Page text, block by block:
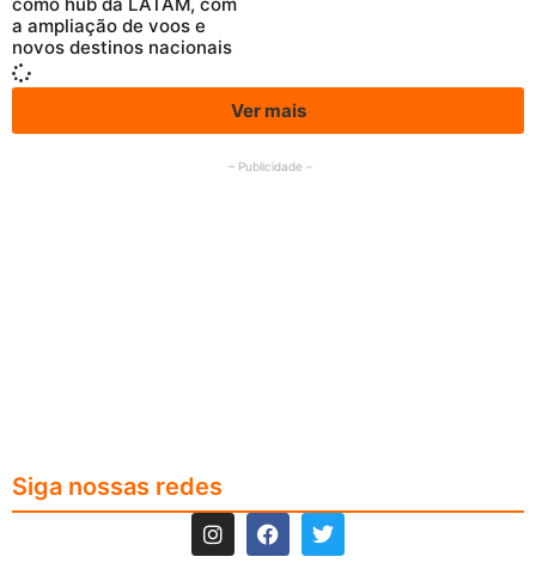
a ampliação de voos e
novos destinos nacionais
Ver mais
– Publicidade –
Siga nossas redes